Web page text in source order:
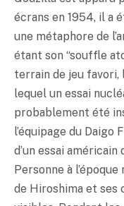
écrans en 1954, il a
une métaphore de
étant son “souffle
terrain de jeu favori,
lequel un essai
probablement été
l’équipage du
d’un essai
Personne à
de Hiroshima et ses